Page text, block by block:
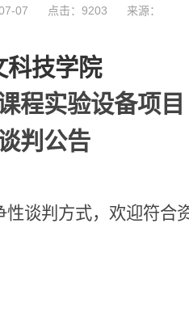
07 点击： 9203 来源：
科技学院
程实验设备项目
判公告
谈判方式，欢迎符合